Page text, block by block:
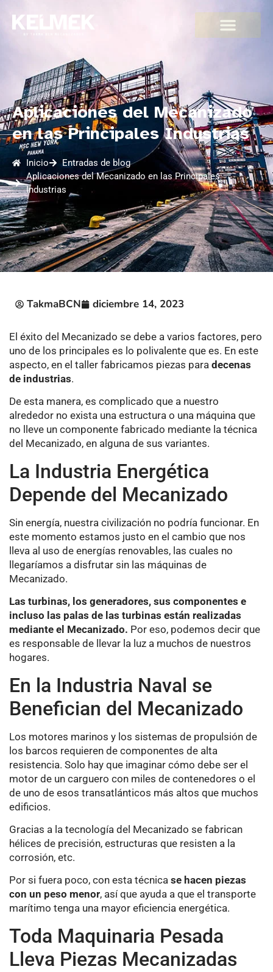
Aplicaciones del Mecanizado
en las Principales Industrias
Inicio
Entradas de blog
Aplicaciones del Mecanizado en las Principales
Industrias
TakmaBCN diciembre 14, 2023
El éxito del Mecanizado se debe a varios factores, pero
uno de los principales es lo polivalente que es. En este
aspecto, en el taller fabricamos piezas para decenas
de industrias.
De esta manera, es complicado que a nuestro
alrededor no exista una estructura o una máquina que
no lleve un componente fabricado mediante la técnica
del Mecanizado, en alguna de sus variantes.
La Industria Energética
Depende del Mecanizado
Sin energía, nuestra civilización no podría funcionar. En
este momento estamos justo en el cambio que nos
lleva al uso de energías renovables, las cuales no
llegaríamos a disfrutar sin las máquinas de
Mecanizado.
Las turbinas, los generadores, sus componentes e
incluso las palas de las turbinas están realizadas
mediante el Mecanizado. Por eso, podemos decir que
es responsable de llevar la luz a muchos de nuestros
hogares.
En la Industria Naval se
Benefician del Mecanizado
Los motores marinos y los sistemas de propulsión de
los barcos requieren de componentes de alta
resistencia. Solo hay que imaginar cómo debe ser el
motor de un carguero con miles de contenedores o el
de uno de esos transatlánticos más altos que muchos
edificios.
Gracias a la tecnología del Mecanizado se fabrican
hélices de precisión, estructuras que resisten a la
corrosión, etc.
Por si fuera poco, con esta técnica se hacen piezas
con un peso menor, así que ayuda a que el transporte
marítimo tenga una mayor eficiencia energética.
Toda Maquinaria Pesada
Lleva Piezas Mecanizadas